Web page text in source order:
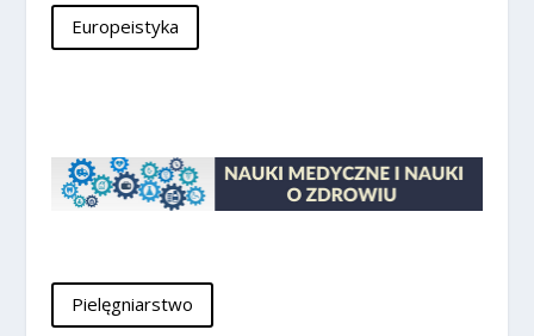
Europeistyka
Pielęgniarstwo